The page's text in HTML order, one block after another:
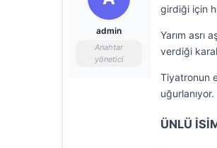
admin
Anahtar
yönetici
girdiği için
Yarım asrı
verdiği
Tiyatronun
uğurlanıyor.
ÜNLÜ